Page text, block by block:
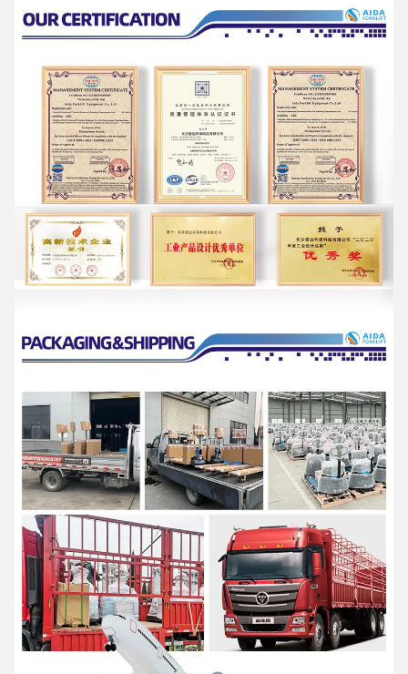
Η AIDA είναι μια επιχείρηση υψηλής τεχνολογίας που
ενσωματώνει την Ε&Α, την παραγωγή και τις υπηρεσίες, ως
προμηθευτής λύσεων επαγγελματικού υλικού
εξοπλισμό χειρισμού και ευέλικτο σύστημα ενδολογικής
διαχείρισης για όλα τα σενάρια.
Προσφορά προϊόντων που περιλαμβάνουν σειρές
ηλεκτρικό
φορτηγό παλέτων, ηλεκτρικό συσσωρευτή και μια σειρά
χειροκίνητων φορτηγών παλέτων, ημιηλεκτρικό
Συσκευές συσσώρευσης υλικών και συσκευές συσσώρευσης
Χρησιμοποιείται ευρέως στη εφοδιαστική και την
μηχανημάτων, αυτοκινήτων και άλλων βιομηχανιών.
Η AIDA έχει καθιερώσει ένα αυστηρό σύστημα διασφάλισης της
ISO14001, SGS και CE.
Είναι μια εθνική επιχείρηση υψηλής τεχνολογίας με περισσότερα
από 40 εθνικά διπλώματα ευρεσιτεχνίας, η οποία έχει αξιολογηθεί
ως "μικρή γιγάντια επιχείρηση στην Ευρώπη".
"Η πρώτη παρτίδα πιλοτικών επιχειρήσεων για την ενσωμάτωση
της προηγμένης παραγωγής και της σύγχρονης υπηρεσίας
βιομηχανίες στην επαρχία Χουνάν, "Επιχείρηση επίδειξης της
ευφυούς παραγωγής στην πόλη Τσανγκσά", "Επιχείρηση Χουνάν"
Κέντρο Τεχνολογίας".
"Η εξοικονόμηση ενέργειας, η προστασία του περιβάλλοντος, η
υψηλή αποδοτικότητα και η ευφυΐα" είναι η σχεδιαστική ιδέα των
προϊόντων AIDA και είναι
δεσμεύονται να γίνουν έξυπνοι ψηφιακοί εμπειρογνώμονες για την
ενδολογική.